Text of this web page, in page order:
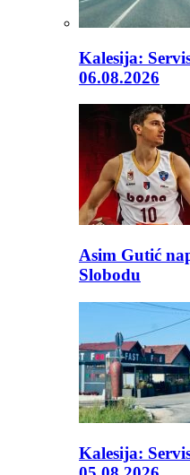
Kalesija:
06.08.2026
Asim Gutić
Slobodu
Kalesija: